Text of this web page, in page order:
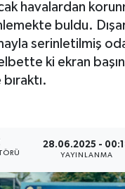
havalardan
buldu.
serinletilmiş
ki ekran
28.06.2025 -
YAYINLANMA